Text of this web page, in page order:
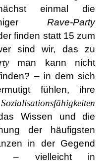
einmal die
Rave-Party
finden statt 15 zum
sind wir, das zu
man kann nicht
– in dem sich
fühlen, ihre
Sozialisationsfähigkeiten
Wissen und die
der häufigsten
in der Gegend
– vielleicht in